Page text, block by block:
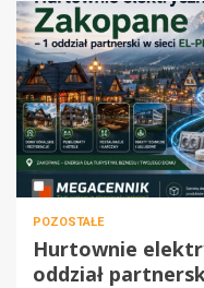
POZOSTAŁE
Hurtownie
oddział